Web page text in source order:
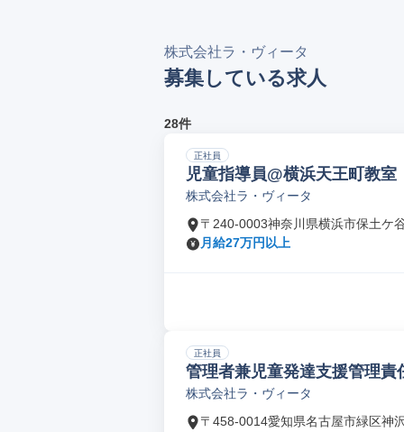
株式会社ラ・ヴィータ
募集している求人
28件
正社員
児童指導員@横浜天王町教
株式会社ラ・ヴィータ
〒240-0003神奈川県横浜市保土ケ
月給27万円以上
正社員
管理者兼児童発達支援管理責
株式会社ラ・ヴィータ
〒458-0014愛知県名古屋市緑区神